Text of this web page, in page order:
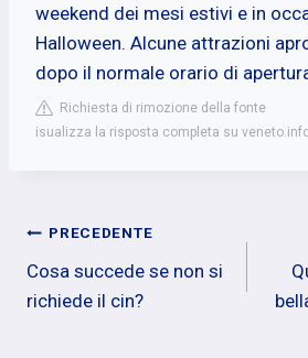
weekend dei mesi estivi e in
Halloween. Alcune attrazioni
dopo il normale orario di
Richiesta di rimozione della fonte
isualizza la risposta completa su
Navigazione
articoli
PRECEDENTE
Cosa succede se non si
richiede il cin?